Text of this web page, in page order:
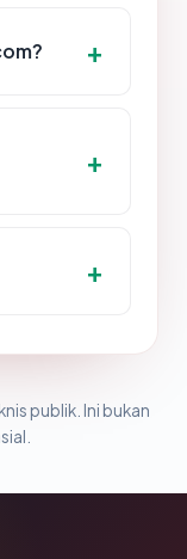
publik. Ini bukan